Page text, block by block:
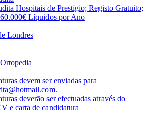
Hospitais de Prestígio; Registo Gratuito;
Líquidos por Ano
Londres
devem ser enviadas para
deverão ser efectuadas através do
e carta de candidatura